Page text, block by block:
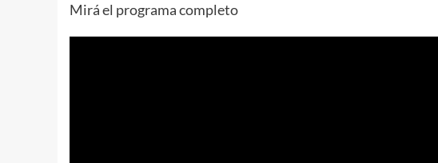
Mirá el programa completo